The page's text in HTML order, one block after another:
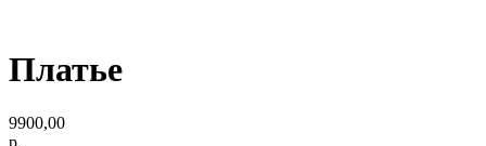
Платье
9900,00
р.